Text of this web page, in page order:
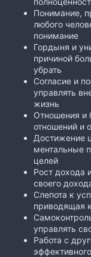
Понимание,
любого
понимание
Гордыня и
причиной
убрать
Согласие и
управлять
жизнь
Отношения и
отношений и
Достижение
ментальные
целей
Рост дохода
своего
Слепота к
приводящая
управлять
Работа с